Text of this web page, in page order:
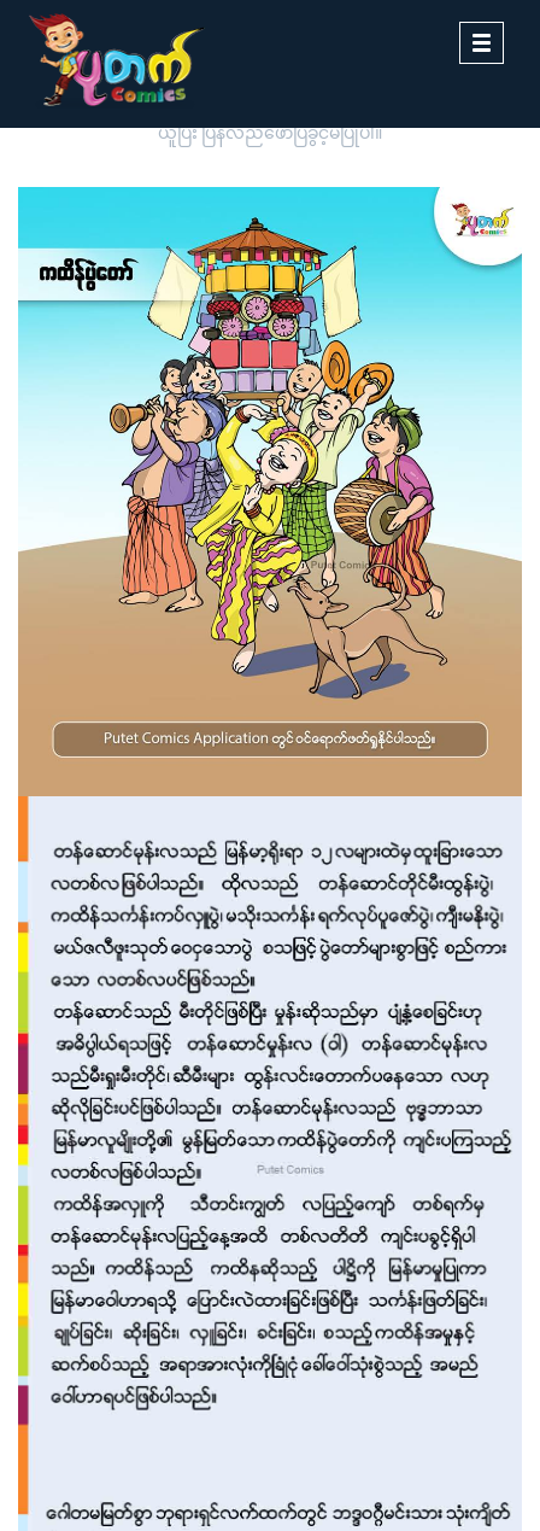
Toggle
ပုတက်ကာတွန်းမှ မူပိုင်စီစဉ်တင်ဆက်ထားခြင်းဖြစ်ပါသည်။ တစ်ဆင့်ကူး
ယူပြီး ပြန်လည်ဖော်ပြခွင့်မပြုပါ။